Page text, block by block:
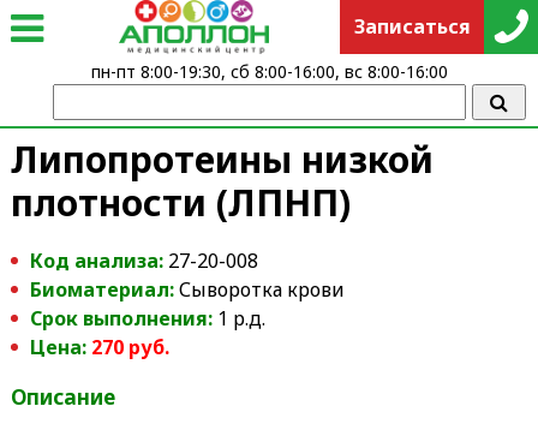
Липопротеины низкой
плотности (ЛПНП)
Код анализа: 27-20-008
Биоматериал:Сыворотка крови
Срок выполнения:1 р.д.
Цена: 270 руб.
Описание
Записаться
пн-пт 8:00-19:30, сб 8:00-16:00, вс 8:00-16:00